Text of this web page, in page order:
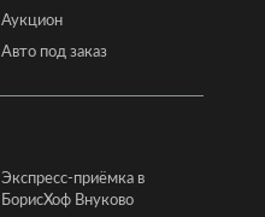
Аукцион
Авто под заказ
Экспресс-приёмка в
БорисХоф Внуково